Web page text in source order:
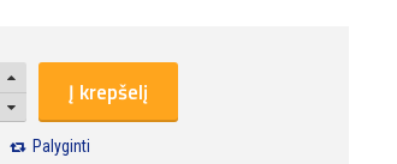
Į krepšelį
Palyginti